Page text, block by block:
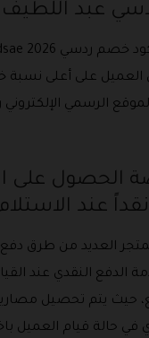
عبد
على أعلى نسبة
الرسمي
الحصول على
عند
العديد من طرق
الدفع النقدي عند
حيث يتم تحصيل
في حالة قيام العميل